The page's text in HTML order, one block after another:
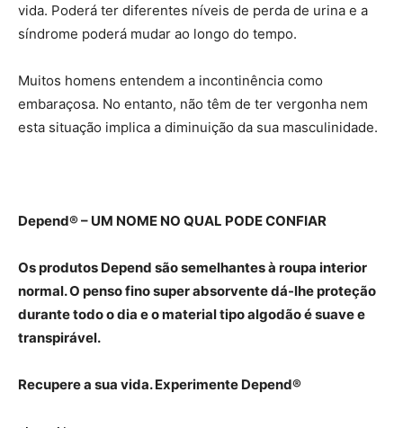
vida. Poderá ter diferentes níveis de perda de urina e a
síndrome poderá mudar ao longo do tempo.
Muitos homens entendem a incontinência como
embaraçosa. No entanto, não têm de ter vergonha nem
esta situação implica a diminuição da sua masculinidade.
Depend® – UM NOME NO QUAL PODE CONFIAR
Os produtos Depend são semelhantes à roupa interior
normal. O penso fino super absorvente dá-lhe proteção
durante todo o dia e o material tipo algodão é suave e
transpirável.
Recupere a sua vida. Experimente Depend®